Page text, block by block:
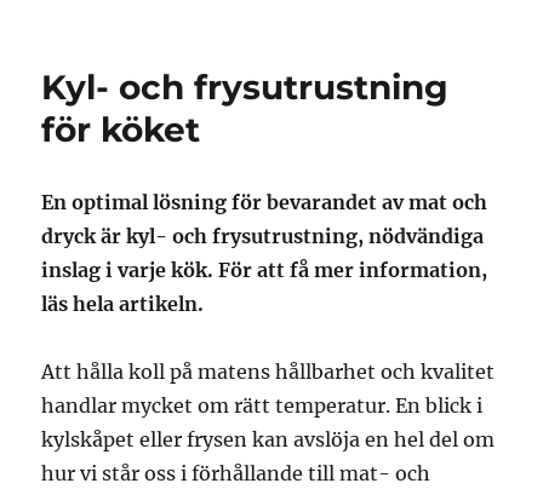
Kyl- och frysutrustning
för köket
En optimal lösning för bevarandet av mat och
dryck är kyl- och frysutrustning, nödvändiga
inslag i varje kök. För att få mer information,
läs hela artikeln.
Att hålla koll på matens hållbarhet och kvalitet
handlar mycket om rätt temperatur. En blick i
kylskåpet eller frysen kan avslöja en hel del om
hur vi står oss i förhållande till mat- och